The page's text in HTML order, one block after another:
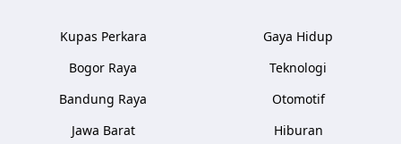
Kupas Perkara
Bogor Raya
Bandung Raya
Jawa Barat
Gaya Hidup
Teknologi
Otomotif
Hiburan